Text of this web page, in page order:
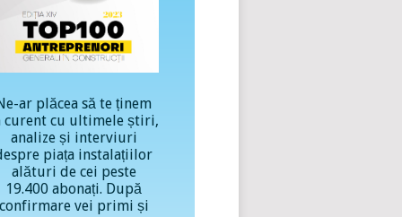
ar plăcea să te ținem
curent cu ultimele știri,
analize și interviuri
piața instalațiilor
alături de cei peste
19.400 abonați. După
vei primi și